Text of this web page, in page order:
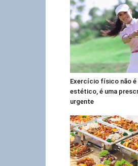
Exercício físico não é
estético, é uma
urgente